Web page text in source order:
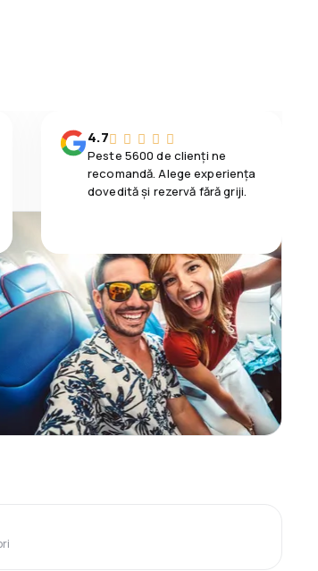
4.7
Peste 5600 de clienți ne
recomandă. Alege experiența
dovedită și rezervă fără griji.